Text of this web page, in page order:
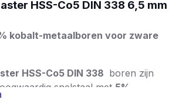
HSS-Co5 DIN 338 6,5 mm
kobalt-metaalboren voor zware
HSS-Co5 DIN 338 boren zijn
snelstaal met 5%